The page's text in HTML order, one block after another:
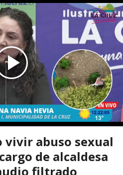
vivir abuso sexual
de alcaldesa
filtrado